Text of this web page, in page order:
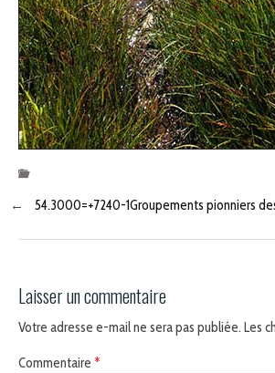
← 54.3000=+7240-1Groupements pionniers
Laisser un commentaire
Votre adresse e-mail ne sera pas publiée. Les
Commentaire *